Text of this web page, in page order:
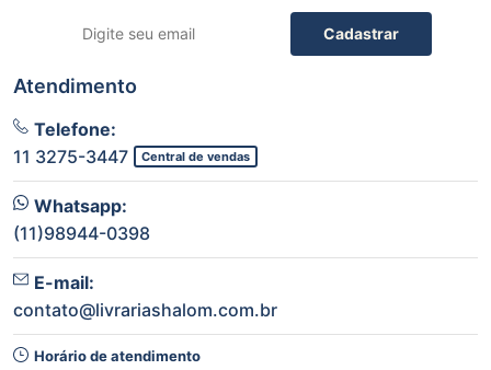
Cadastrar
Atendimento
Telefone:
11 3275-3447
Central de vendas
Whatsapp:
(11)98944-0398
E-mail:
contato@livrariashalom.com.br
Horário de atendimento